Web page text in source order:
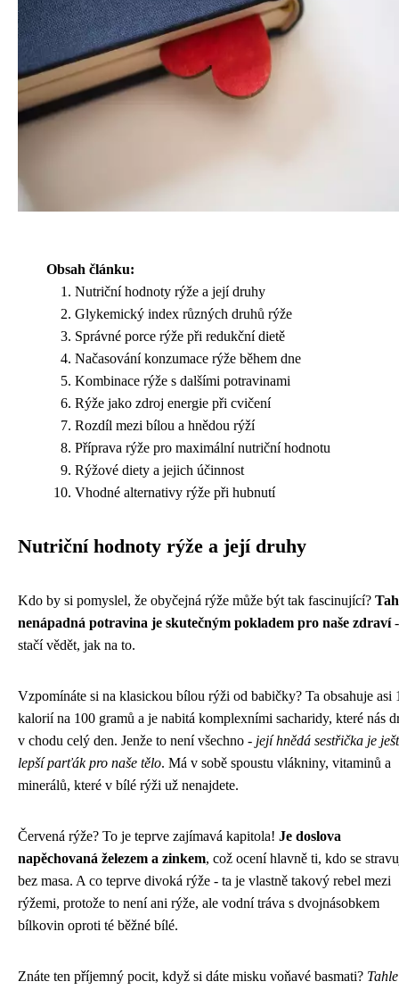
Obsah článku:
Nutriční hodnoty rýže a její druhy
Glykemický index různých druhů rýže
Správné porce rýže při redukční dietě
Načasování konzumace rýže během dne
Kombinace rýže s dalšími potravinami
Rýže jako zdroj energie při cvičení
Rozdíl mezi bílou a hnědou rýží
Příprava rýže pro maximální nutriční hodnotu
Rýžové diety a jejich účinnost
Vhodné alternativy rýže při hubnutí
Nutriční hodnoty rýže a její druhy
Kdo by si pomyslel, že obyčejná rýže může být tak fascinující?
nenápadná potravina je skutečným pokladem pro naše zdraví-
stačí vědět, jak na to.
Vzpomínáte si na klasickou bílou rýži od babičky? Ta obsahuje asi
kalorií na 100 gramů a je nabitá komplexními sacharidy, které nás
v chodu celý den. Jenže to není všechno - její hnědá sestřička je
lepší parťák pro naše tělo. Má v sobě spoustu vlákniny, vitaminů a
minerálů, které v bílé rýži už nenajdete.
Červená rýže? To je teprve zajímavá kapitola! Je doslova
napěchovaná železem a zinkem, což ocení hlavně ti, kdo se
bez masa. A co teprve divoká rýže - ta je vlastně takový rebel mezi
rýžemi, protože to není ani rýže, ale vodní tráva s dvojnásobkem
bílkovin oproti té běžné bílé.
Znáte ten příjemný pocit, když si dáte misku voňavé basmati? Tahle